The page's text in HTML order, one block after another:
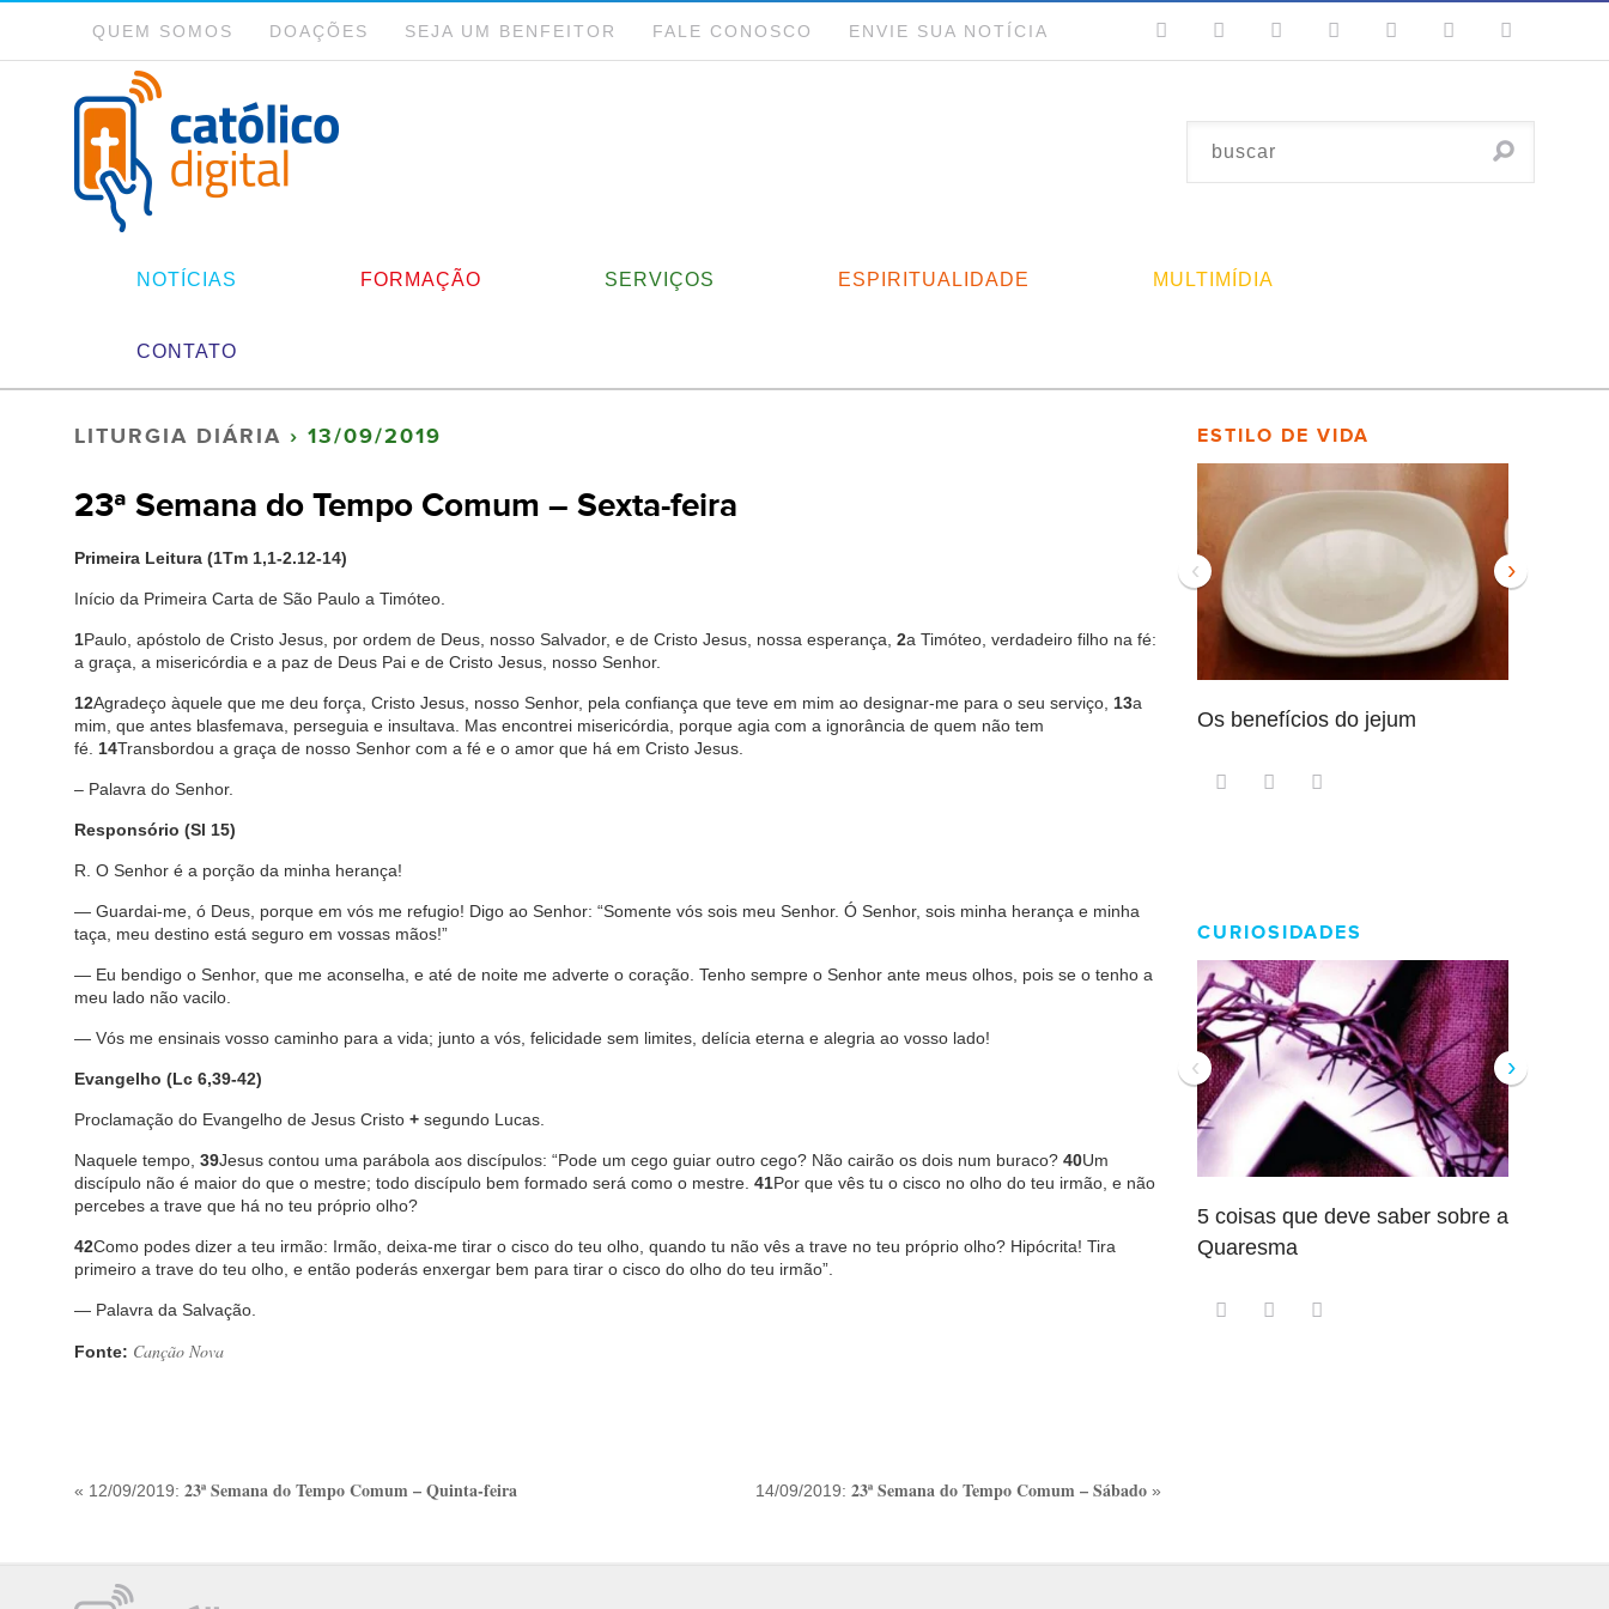
QUEM SOMOS DOAÇÕES SEJA UM BENFEITOR FALE CONOSCO ENVIE SUA NOTÍCIA
NOTÍCIAS FORMAÇÃO SERVIÇOS ESPIRITUALIDADE MULTIMÍDIA
CONTATO
LITURGIA DIÁRIA › 13/09/2019
23ª Semana do Tempo Comum – Sexta-feira
Primeira Leitura (1Tm 1,1-2.12-14)
Início da Primeira Carta de São Paulo a Timóteo.
1Paulo, apóstolo de Cristo Jesus, por ordem de Deus, nosso Salvador, e de Cristo Jesus, nossa esperança, 2a Timóteo, verdadeiro filho na fé:
a graça, a misericórdia e a paz de Deus Pai e de Cristo Jesus, nosso Senhor.
12Agradeço àquele que me deu força, Cristo Jesus, nosso Senhor, pela confiança que teve em mim ao designar-me para o seu serviço, 13a
mim, que antes blasfemava, perseguia e insultava. Mas encontrei misericórdia, porque agia com a ignorância de quem não tem
fé. 14Transbordou a graça de nosso Senhor com a fé e o amor que há em Cristo Jesus.
– Palavra do Senhor.
Responsório (Sl 15)
R. O Senhor é a porção da minha herança!
— Guardai-me, ó Deus, porque em vós me refugio! Digo ao Senhor: “Somente vós sois meu Senhor. Ó Senhor, sois minha herança e minha
taça, meu destino está seguro em vossas mãos!”
— Eu bendigo o Senhor, que me aconselha, e até de noite me adverte o coração. Tenho sempre o Senhor ante meus olhos, pois se o tenho a
meu lado não vacilo.
— Vós me ensinais vosso caminho para a vida; junto a vós, felicidade sem limites, delícia eterna e alegria ao vosso lado!
Evangelho (Lc 6,39-42)
Proclamação do Evangelho de Jesus Cristo + segundo Lucas.
Naquele tempo, 39Jesus contou uma parábola aos discípulos: “Pode um cego guiar outro cego? Não cairão os dois num buraco? 40Um
discípulo não é maior do que o mestre; todo discípulo bem formado será como o mestre. 41Por que vês tu o cisco no olho do teu irmão, e não
percebes a trave que há no teu próprio olho?
42Como podes dizer a teu irmão: Irmão, deixa-me tirar o cisco do teu olho, quando tu não vês a trave no teu próprio olho? Hipócrita! Tira
primeiro a trave do teu olho, e então poderás enxergar bem para tirar o cisco do olho do teu irmão”.
— Palavra da Salvação.
Fonte: Canção Nova
« 12/09/2019: 23ª Semana do Tempo Comum – Quinta-feira 14/09/2019: 23ª Semana do Tempo Comum – Sábado »
ESTILO DE VIDA
Os benefícios do jejum
‹ ›
CURIOSIDADES
5 coisas que deve saber sobre a
Quaresma
‹ ›